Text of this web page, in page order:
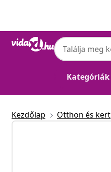
Kategóriák
Kezdőlap Otthon és kert